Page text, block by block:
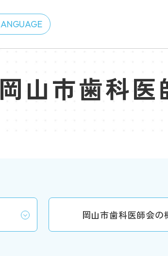
岡山市歯科医
岡山市歯科医師会の